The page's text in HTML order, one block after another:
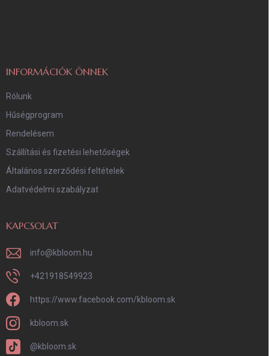
INFORMÁCIÓK ÖNNEK
Rólunk
Hűségprogram
Rendelésem
Szállítási és fizetési lehetőségek
Általános szerződési feltételek
Adatvédelmi szabályzat
KAPCSOLAT
info@kbloom.hu
+421918549923
https://www.facebook.com/kbloom.sk
kbloom.sk
@kbloom.sk